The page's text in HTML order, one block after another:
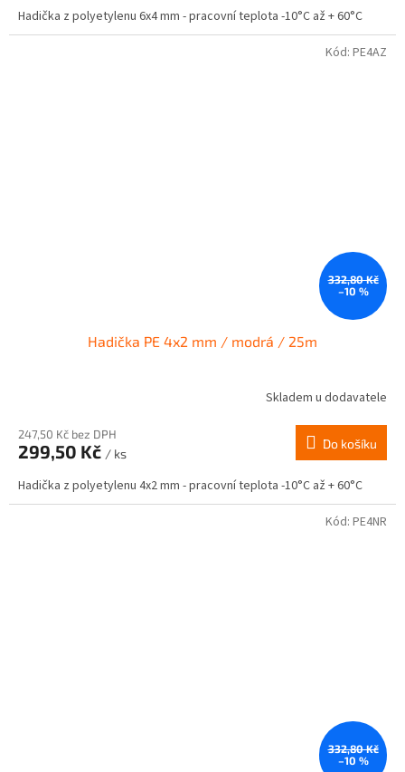
Hadička z polyetylenu 6x4 mm - pracovní teplota -10°C až + 60°C
332,80 Kč
–10 %
Hadička PE 4x2 mm / modrá / 25m
Skladem u dodavatele
247,50 Kč bez DPH
299,50 Kč / ks
Do košíku
Hadička z polyetylenu 4x2 mm - pracovní teplota -10°C až + 60°C
Kód: PE4AZ
332,80 Kč
–10 %
Kód: PE4NR